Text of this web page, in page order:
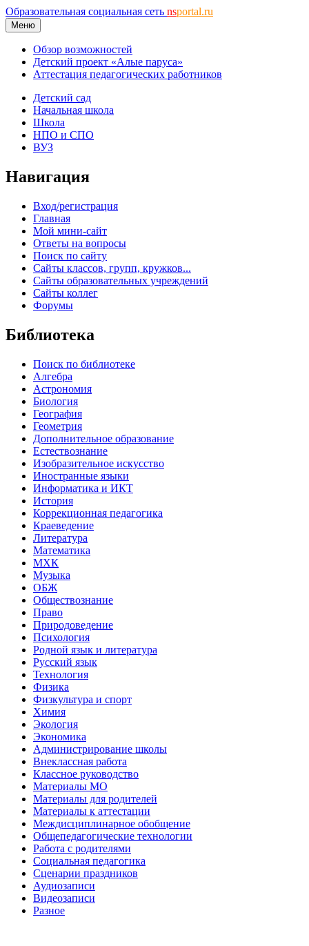
Образовательная социальная сеть nsportal.ru
Меню
Обзор возможностей
Детский проект «Алые паруса»
Аттестация педагогических работников
Детский сад
Начальная школа
Школа
НПО и СПО
ВУЗ
Навигация
Вход/регистрация
Главная
Мой мини-сайт
Ответы на вопросы
Поиск по сайту
Сайты классов, групп, кружков...
Сайты образовательных учреждений
Сайты коллег
Форумы
Библиотека
Поиск по библиотеке
Алгебра
Астрономия
Биология
География
Геометрия
Дополнительное образование
Естествознание
Изобразительное искусство
Иностранные языки
Информатика и ИКТ
История
Коррекционная педагогика
Краеведение
Литература
Математика
МХК
Музыка
ОБЖ
Обществознание
Право
Природоведение
Психология
Родной язык и литература
Русский язык
Технология
Физика
Физкультура и спорт
Химия
Экология
Экономика
Администрирование школы
Внеклассная работа
Классное руководство
Материалы МО
Материалы для родителей
Материалы к аттестации
Междисциплинарное обобщение
Общепедагогические технологии
Работа с родителями
Социальная педагогика
Сценарии праздников
Аудиозаписи
Видеозаписи
Разное